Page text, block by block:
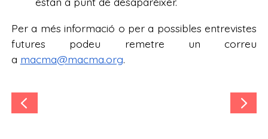
Per a més informació o per a possibles entrevistes
futures podeu remetre un correu
a macma@macma.org.